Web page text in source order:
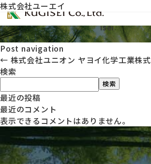
株式会社ユーエイ
This entry was posted on
isei.
Post navigation
← 株式会社ユニオン ヤヨイ化学工業株
検索
検索
最近の投稿
最近のコメント
表示できるコメントはありません。